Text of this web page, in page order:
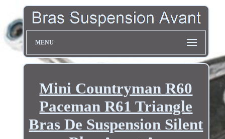
MENU
Mini Countryman R60
Paceman R61 Triangle
Bras De Suspension Silent